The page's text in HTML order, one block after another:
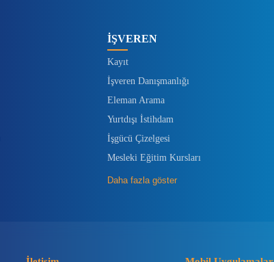
İŞVEREN
Kayıt
İşveren Danışmanlığı
Eleman Arama
Yurtdışı İstihdam
İşgücü Çizelgesi
Mesleki Eğitim Kursları
Daha fazla göster